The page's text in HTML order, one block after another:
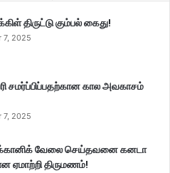
திருட்டு கும்பல் கைது!
7, 2025
சமர்ப்பிப்பதற்கான கால அவகாசம்
7, 2025
வேலை செய்தவனை கனடா
ஏமாற்றி திருமணம்!